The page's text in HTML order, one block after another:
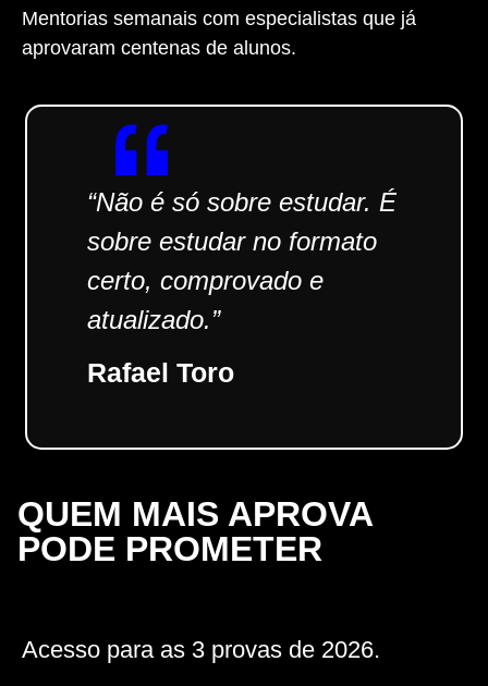
Mentorias semanais com especialistas que já
aprovaram centenas de alunos.
“Não é só sobre estudar. É
sobre estudar no formato
certo, comprovado e
atualizado.”
Rafael Toro
QUEM MAIS APROVA
PODE PROMETER
Acesso para as 3 provas de 2026.